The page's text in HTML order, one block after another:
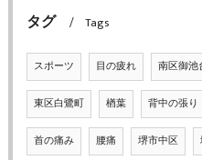
タグ Tags
スポーツ 目の疲れ 南区御池
東区白鷺町 楢葉 背中の張り
首の痛み 腰痛 堺市中区